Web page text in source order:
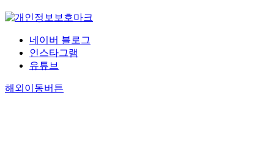
네이버 블로그
인스타그램
유튜브
해외이동버튼